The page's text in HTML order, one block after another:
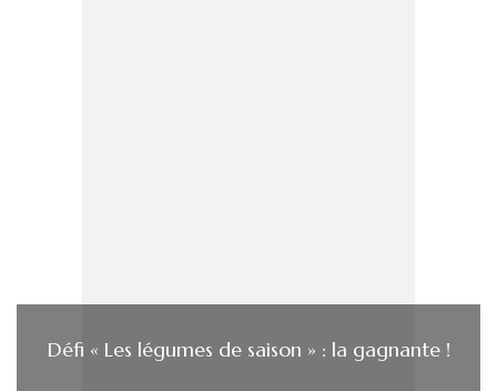
Défi « Les légumes de saison » : la gagnante !